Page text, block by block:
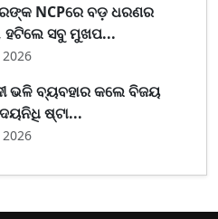
NCPରେ ବଡ଼ ଧରଣର
ସବୁ ମୁଖପ...
ଭଳି ବ୍ୟବହାର କଲେ ବିଜୟ
ଷ୍ଟା...